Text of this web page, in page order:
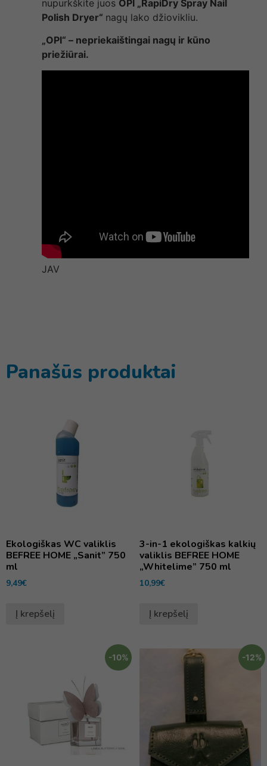
nupurkškite juos OPI „RapiDry Spray Nail
Polish Dryer“ nagų lako džiovikliu.
„OPI“ – nepriekaištingai nagų ir kūno
priežiūrai.
JAV
Panašūs produktai
Ekologiškas WC valiklis
BEFREE HOME „Sanit” 750
ml
9,49€
Į krepšelį
3-in-1 ekologiškas kalkių
valiklis BEFREE HOME
„Whitelime” 750 ml
10,99€
Į krepšelį
-10% -12%